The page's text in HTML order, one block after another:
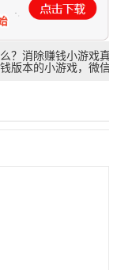
？消除赚钱小游戏真
版本的小游戏，微信